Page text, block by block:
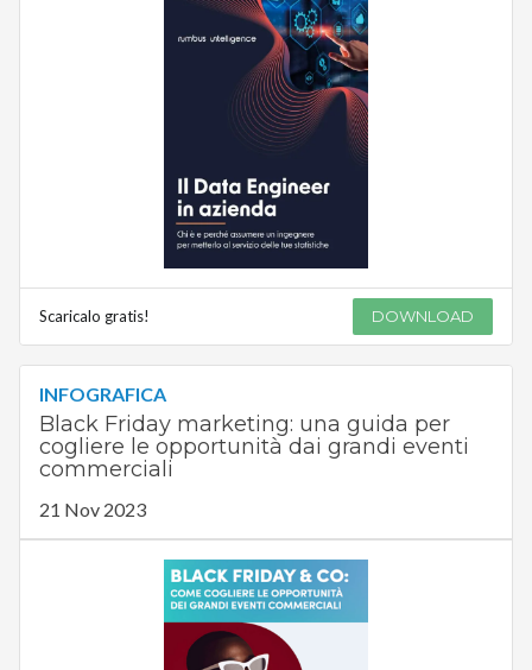
Scaricalo gratis! DOWNLOAD
INFOGRAFICA
Black Friday marketing: una guida per
cogliere le opportunità dai grandi eventi
commerciali
21 Nov 2023